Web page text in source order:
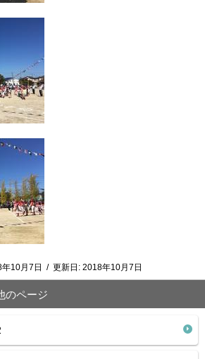
10月7日 / 更新日: 2018年10月7日
のページ